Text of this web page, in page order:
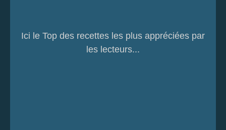
Ici le Top des recettes les plus appréciées par
les lecteurs...